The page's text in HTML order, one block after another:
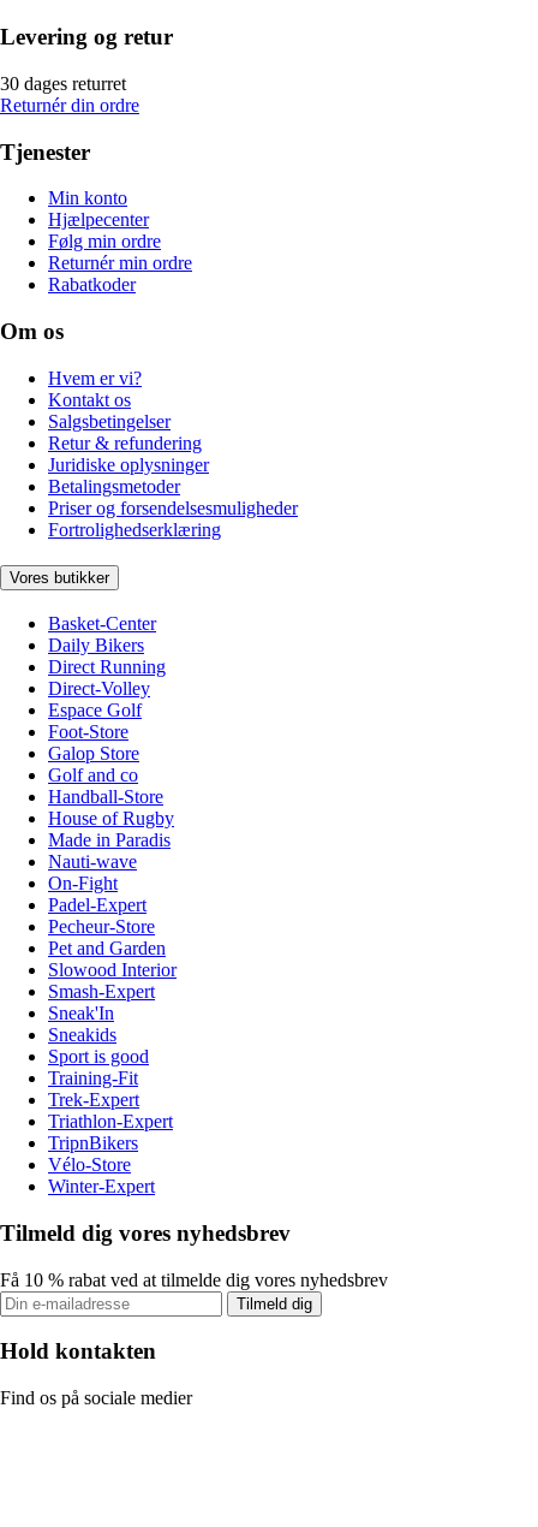
Levering og retur
30 dages returret
Returnér din ordre
Tjenester
Min konto
Hjælpecenter
Følg min ordre
Returnér min ordre
Rabatkoder
Om os
Hvem er vi?
Kontakt os
Salgsbetingelser
Retur & refundering
Juridiske oplysninger
Betalingsmetoder
Priser og forsendelsesmuligheder
Fortrolighedserklæring
Vores butikker
Basket-Center
Daily Bikers
Direct Running
Direct-Volley
Espace Golf
Foot-Store
Galop Store
Golf and co
Handball-Store
House of Rugby
Made in Paradis
Nauti-wave
On-Fight
Padel-Expert
Pecheur-Store
Pet and Garden
Slowood Interior
Smash-Expert
Sneak'In
Sneakids
Sport is good
Training-Fit
Trek-Expert
Triathlon-Expert
TripnBikers
Vélo-Store
Winter-Expert
Tilmeld dig vores nyhedsbrev
Få 10 % rabat ved at tilmelde dig vores nyhedsbrev
Tilmeld dig
Hold kontakten
Find os på sociale medier